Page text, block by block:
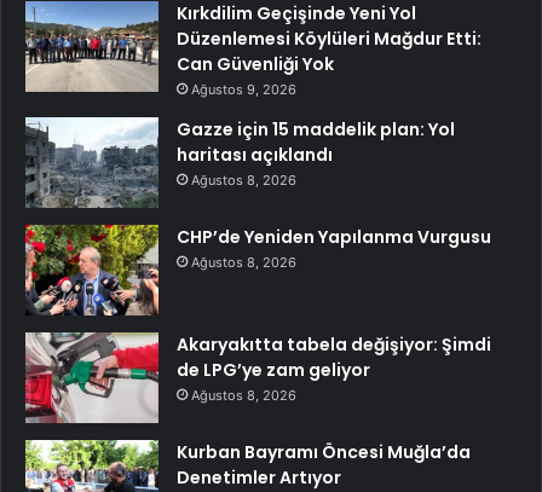
Kırkdilim Geçişinde Yeni Yol
Düzenlemesi Köylüleri Mağdur Etti:
Can Güvenliği Yok
Ağustos 9, 2026
Gazze için 15 maddelik plan: Yol
haritası açıklandı
Ağustos 8, 2026
CHP’de Yeniden Yapılanma Vurgusu
Ağustos 8, 2026
Akaryakıtta tabela değişiyor: Şimdi
de LPG’ye zam geliyor
Ağustos 8, 2026
Kurban Bayramı Öncesi Muğla’da
Denetimler Artıyor